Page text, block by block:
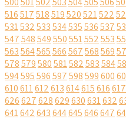
516517518519520521522
531532533534535536537
547548549550551552553
563564565566567568569
578579580581582583584
594595596597598599600
610611612613614615616617
626627628629630631632
641642643644645646647